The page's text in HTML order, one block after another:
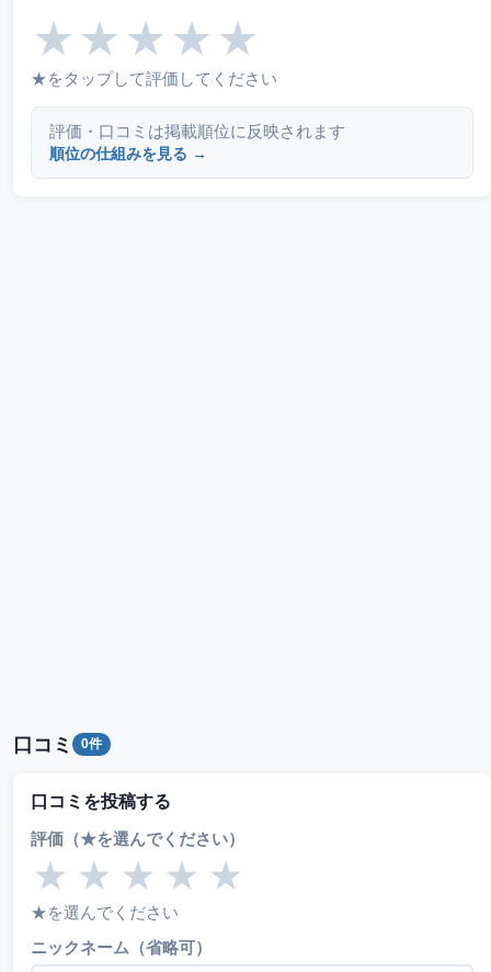
★ ★ ★ ★ ★
★をタップして評価してください
評価・口コミは掲載順位に反映されます
順位の仕組みを見る →
口コミ 0件
口コミを投稿する
評価（★を選んでください）
★ ★ ★ ★ ★
★を選んでください
ニックネーム（省略可）